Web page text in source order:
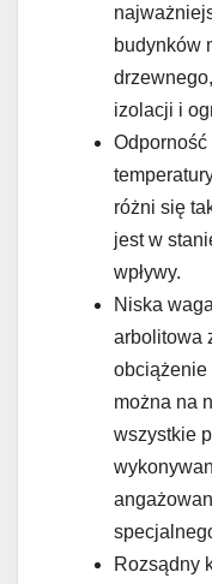
budynków
izolacji i
Odporność
różni się
jest w
wpływy.
Niska
arbolitowa
obciążenie
można na
wszystkie
Rozsądny